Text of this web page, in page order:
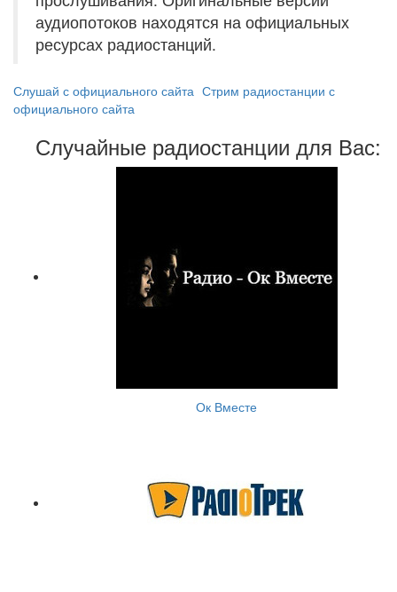
аудиопотоков находятся на официальных
ресурсах радиостанций.
Слушай с официального сайта Стрим радиостанции с
официального сайта
Случайные радиостанции для Вас:
Ок Вместе